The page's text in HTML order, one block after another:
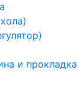
и прокладка